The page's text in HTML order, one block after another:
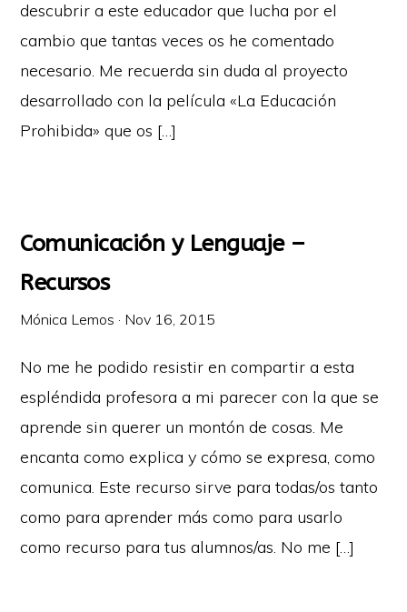
descubrir a este educador que lucha por el
cambio que tantas veces os he comentado
necesario. Me recuerda sin duda al proyecto
desarrollado con la película «La Educación
Prohibida» que os […]
Comunicación y Lenguaje –
Recursos
Mónica Lemos · Nov 16, 2015
No me he podido resistir en compartir a esta
espléndida profesora a mi parecer con la que se
aprende sin querer un montón de cosas. Me
encanta como explica y cómo se expresa, como
comunica. Este recurso sirve para todas/os tanto
como para aprender más como para usarlo
como recurso para tus alumnos/as. No me […]